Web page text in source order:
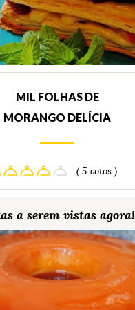
MIL FOLHAS DE
MORANGO DELÍCIA
( 5 votos )
a serem vistas agora!